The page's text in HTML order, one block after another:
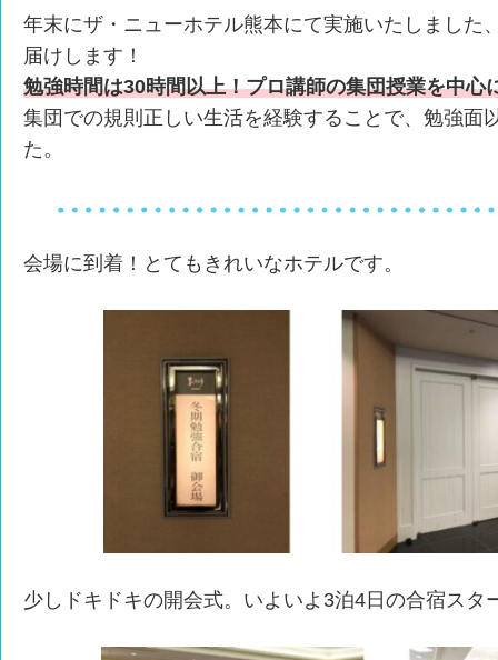
年末にザ・ニューホテル熊本にて実施いたしました
届けします！
勉強時間は30時間以上！プロ講師の集団授業を中心
集団での規則正しい生活を経験することで、勉強面
た。
会場に到着！とてもきれいなホテルです。
少しドキドキの開会式。いよいよ3泊4日の合宿スタ